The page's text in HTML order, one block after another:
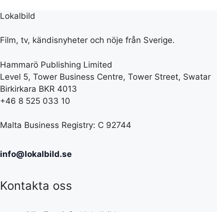
Lokalbild
Film, tv, kändisnyheter och nöje från Sverige.
Hammarö Publishing Limited
Level 5, Tower Business Centre, Tower Street, Swatar
Birkirkara BKR 4013
+46 8 525 033 10
Malta Business Registry: C 92744
info@lokalbild.se
Kontakta oss